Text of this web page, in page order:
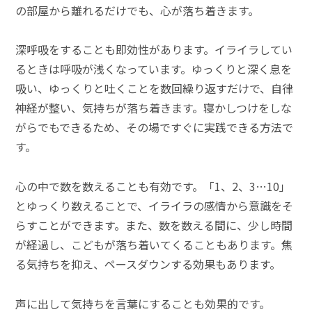
の部屋から離れるだけでも、心が落ち着きます。
深呼吸をすることも即効性があります。イライラしてい
るときは呼吸が浅くなっています。ゆっくりと深く息を
吸い、ゆっくりと吐くことを数回繰り返すだけで、自律
神経が整い、気持ちが落ち着きます。寝かしつけをしな
がらでもできるため、その場ですぐに実践できる方法で
す。
心の中で数を数えることも有効です。「1、2、3…10」
とゆっくり数えることで、イライラの感情から意識をそ
らすことができます。また、数を数える間に、少し時間
が経過し、こどもが落ち着いてくることもあります。焦
る気持ちを抑え、ペースダウンする効果もあります。
声に出して気持ちを言葉にすることも効果的です。